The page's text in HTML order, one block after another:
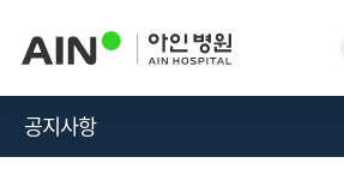
공지사항